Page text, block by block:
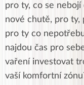
pro ty, co se
nové chutě, pro ty,
pro ty co
najdou čas pro
vaření investovat
vaší komfortní